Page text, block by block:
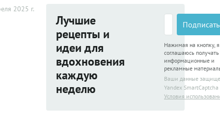
2025 г.
Лучшие
рецепты и
идеи для
вдохновения
каждую
неделю
Нажимая на кнопку, я
соглашаюсь получать
информационные и
рекламные
Ваши данные
Yandex SmartCaptcha
Условия